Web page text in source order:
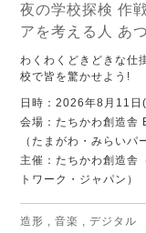
夜の学校探検 作
アを考える人 あ
わくわくどきどきな仕
校で皆を驚かせよう!
日時：2026年8月11日
会場：たちかわ創造舎
（たまがわ・みらいパ
主催：たちかわ創造舎
トワーク・ジャパン）
造形 音楽 デジタル